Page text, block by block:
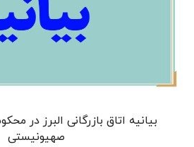
بیانیه اتاق بازرگانی البرز در
صهیونیستی